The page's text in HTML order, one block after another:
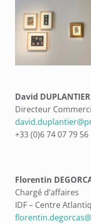
David DUPLANTIER
Directeur
+33 (0)6 74 07 79 56
Florentin
Chargé d’affaires
IDF – Centre